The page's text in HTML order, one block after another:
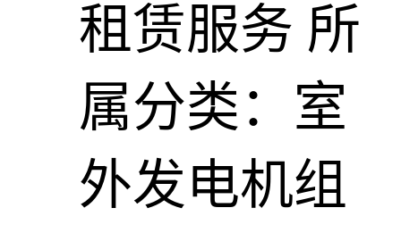
租赁服务 所
属分类：室
外发电机组